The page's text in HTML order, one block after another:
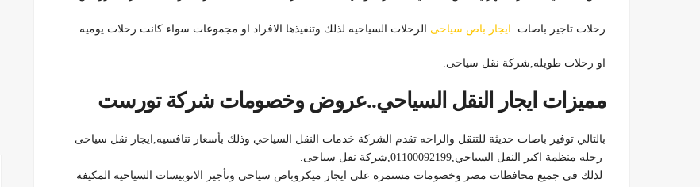
رحلات تاجير باصات. ايجار باص سياحى الرحلات السياحيه لذلك وتنفيذها الافراد او مجموعات سواء كانت رحلات يوميه
او رحلات طويله,شركة نقل سياحى.
مميزات ايجار النقل السياحي..عروض وخصومات شركة تورست
بالتالي توفير باصات حديثة للتنقل والراحه تقدم الشركة خدمات النقل السياحي وذلك بأسعار تنافسيه,ايجار نقل سياحى
رحله منظمة اكبر النقل السياحي,01100092199,شركة نقل سياحى.
لذلك في جميع محافظات مصر وخصومات مستمره علي ايجار ميكروباص سياحي وتأجير الاتوبيسات السياحيه المكيفة